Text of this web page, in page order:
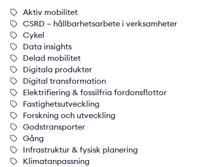
Aktiv mobilitet
CSRD – hållbarhetsarbete i verksamheter
Cykel
Data insights
Delad mobilitet
Digitala produkter
Digital transformation
Elektrifiering & fossilfria fordonsflottor
Fastighetsutveckling
Forskning och utveckling
Godstransporter
Gång
Infrastruktur & fysisk planering
Klimatanpassning